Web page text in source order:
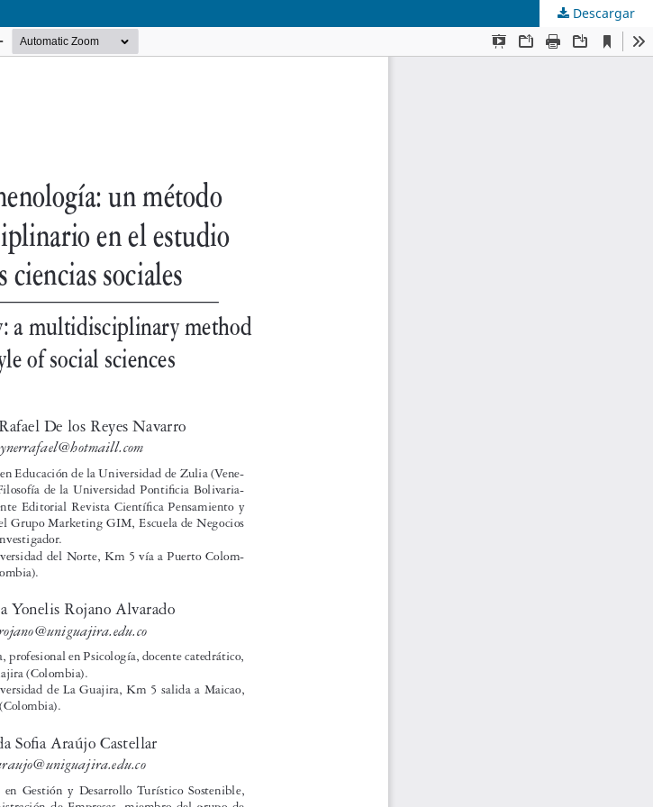
Descargar